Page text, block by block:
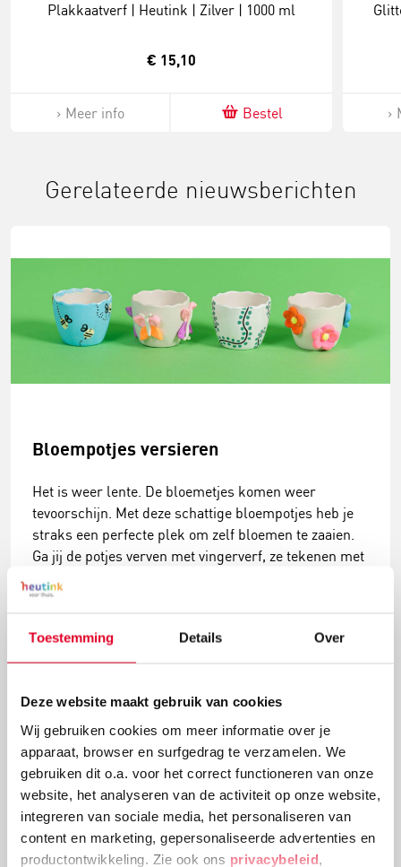
Toestemming Details Over
Deze website maakt gebruik van cookies
Wij gebruiken cookies om meer informatie over je
apparaat, browser en surfgedrag te verzamelen. We
gebruiken dit o.a. voor het correct functioneren van onze
website, het analyseren van de activiteit op onze website,
integreren van sociale media, het personaliseren van
content en marketing, gepersonaliseerde advertenties en
productontwikkeling. Zie ook ons privacybeleid
Plakkaatverf | Heutink | Zilver | 1000 ml
€ 15,10
Meer info Bestel
Gerelateerde nieuwsberichten
Bloempotjes versieren
Het is weer lente. De bloemetjes komen weer
tevoorschijn. Met deze schattige bloempotjes heb je
straks een perfecte plek om zelf bloemen te zaaien.
Ga jij de potjes verven met vingerverf, ze tekenen met
acrylmarkers of beplakken met Silk Clay voor een 3D
uitstraling?
Lees meer